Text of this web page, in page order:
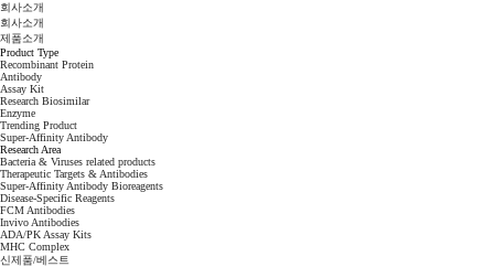
회사소개
회사소개
제품소개
Product Type
Recombinant Protein
Antibody
Assay Kit
Research Biosimilar
Enzyme
Trending Product
Super-Affinity Antibody
Research Area
Bacteria & Viruses related products
Therapeutic Targets & Antibodies
Super-Affinity Antibody Bioreagents
Disease-Specific Reagents
FCM Antibodies
Invivo Antibodies
ADA/PK Assay Kits
MHC Complex
신제품/베스트